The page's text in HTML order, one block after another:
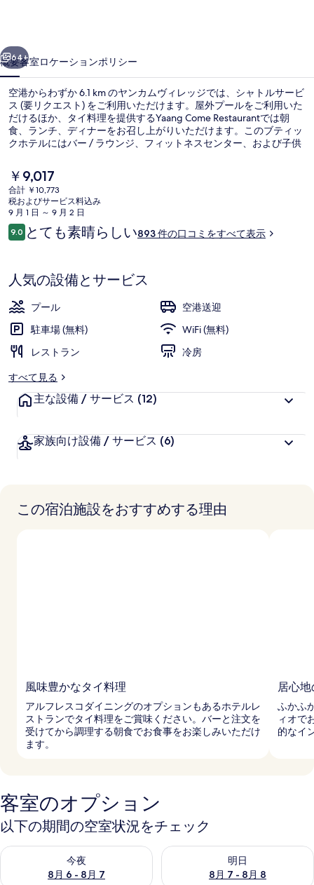
ッ
ジ
の
写
真
ギ
ャ
ラ
リ
次へ
64+
概要客室ロケーションポリシー
空港からわずか 6.1 km のヤンカムヴィレッジでは、シャトルサービ
ス (要リクエスト) をご利用いただけます。屋外プールをご利用いた
だけるほか、タイ料理を提供するYaang Come Restaurantでは朝
食、ランチ、ディナーをお召し上がりいただけます。このブティッ
クホテルにはバー / ラウンジ、フィットネスセンター、および子供
ています。
現
在
の
料
金
は
す
￥9,017
合計 ￥10,773
税およびサービス料込み
9 月 1 日 ～ 9 月 2 日
口
コ
9.010段階中9.0
とても素晴らしい893 件の口コミをすべて表示
人気の設備とサービス
プール
空港送迎
駐車場 (無料)
WiFi (無料)
レストラン
冷房
すべて見る
主な設備 / サービス (12)
家族向け設備 / サービス (6)
この宿泊施設をおすすめする理由
風味豊かなタイ料理
アルフレスコダイニングのオプションもあるホテルレ
ストランでタイ料理をご賞味ください。バーと注文を
受けてから調理する朝食でお食事をお楽しみいただけ
ます。
居心
ふかふ
ィオで
的なイ
客室のオプション
以下の期間の空室状況をチェック
今夜
8月 6 - 8月 7
今夜 8月 6 - 8月 7 の空室状況をチェック
明日
8月 7 - 8月 8
明日 8月 7 - 8月 8 の空室状況